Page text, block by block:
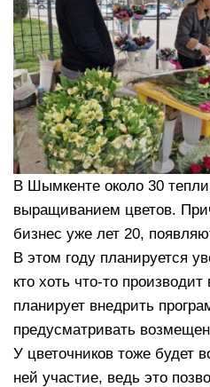
В Шымкенте около 30
выращиванием цветов.
бизнес уже лет 20,
В этом году планируется
кто хоть что-то
планирует внедрить
предусматривать
У цветочников тоже будет
ней участие, ведь это